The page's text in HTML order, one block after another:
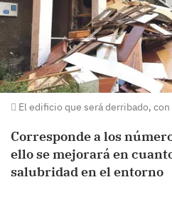
El edificio que será derribado,
Corresponde a los
ello se mejorará en
salubridad en el entorno